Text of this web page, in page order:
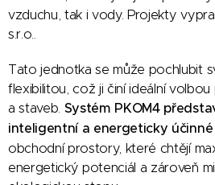
vzduchu, tak i vody. Projekty
s.r.o..
Tato jednotka se může pochlubit
flexibilitou, což ji činí ideální
a staveb. Systém PKOM4
inteligentní a energeticky účinné
obchodní prostory, které chtějí
energetický potenciál a zároveň